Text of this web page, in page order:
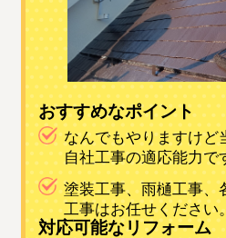
おすすめなポイント
なんでもやりますけど
自社工事の適応能力で
塗装工事、雨樋工事、
工事はお任せください
対応可能なリフォーム